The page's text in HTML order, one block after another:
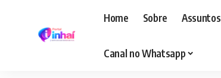
Home Sobre Assuntos
Canal no Whatsapp